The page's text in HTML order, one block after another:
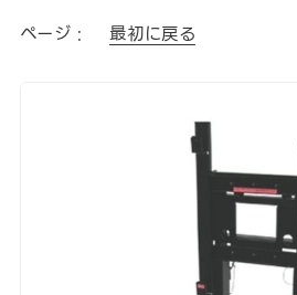
ページ : 最初に戻る